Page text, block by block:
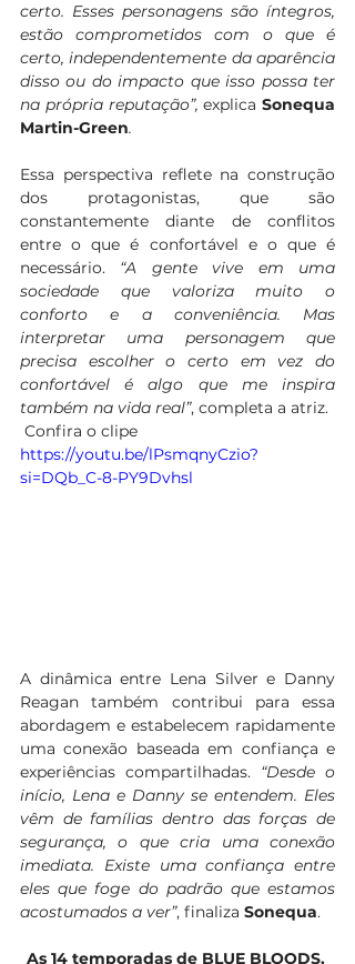
certo. Esses personagens são íntegros,
estão comprometidos com o que é
certo, independentemente da aparência
disso ou do impacto que isso possa ter
na própria reputação”, explica Sonequa
Martin-Green.
Essa perspectiva reflete na construção
dos protagonistas, que são
constantemente diante de conflitos
entre o que é confortável e o que é
necessário. “A gente vive em uma
sociedade que valoriza muito o
conforto e a conveniência. Mas
interpretar uma personagem que
precisa escolher o certo em vez do
confortável é algo que me inspira
também na vida real”, completa a atriz.
Confira o clipe
https://youtu.be/lPsmqnyCzio?
si=DQb_C-8-PY9Dvhsl
A dinâmica entre Lena Silver e Danny
Reagan também contribui para essa
abordagem e estabelecem rapidamente
uma conexão baseada em confiança e
experiências compartilhadas. “Desde o
início, Lena e Danny se entendem. Eles
vêm de famílias dentro das forças de
segurança, o que cria uma conexão
imediata. Existe uma confiança entre
eles que foge do padrão que estamos
acostumados a ver”, finaliza Sonequa.
As 14 temporadas de BLUE BLOODS,